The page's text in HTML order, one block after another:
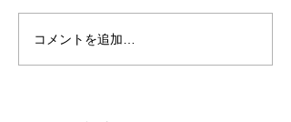
熊本で結婚指輪を選ぶ予
算はどれくらい？相場と
コメントを追加…